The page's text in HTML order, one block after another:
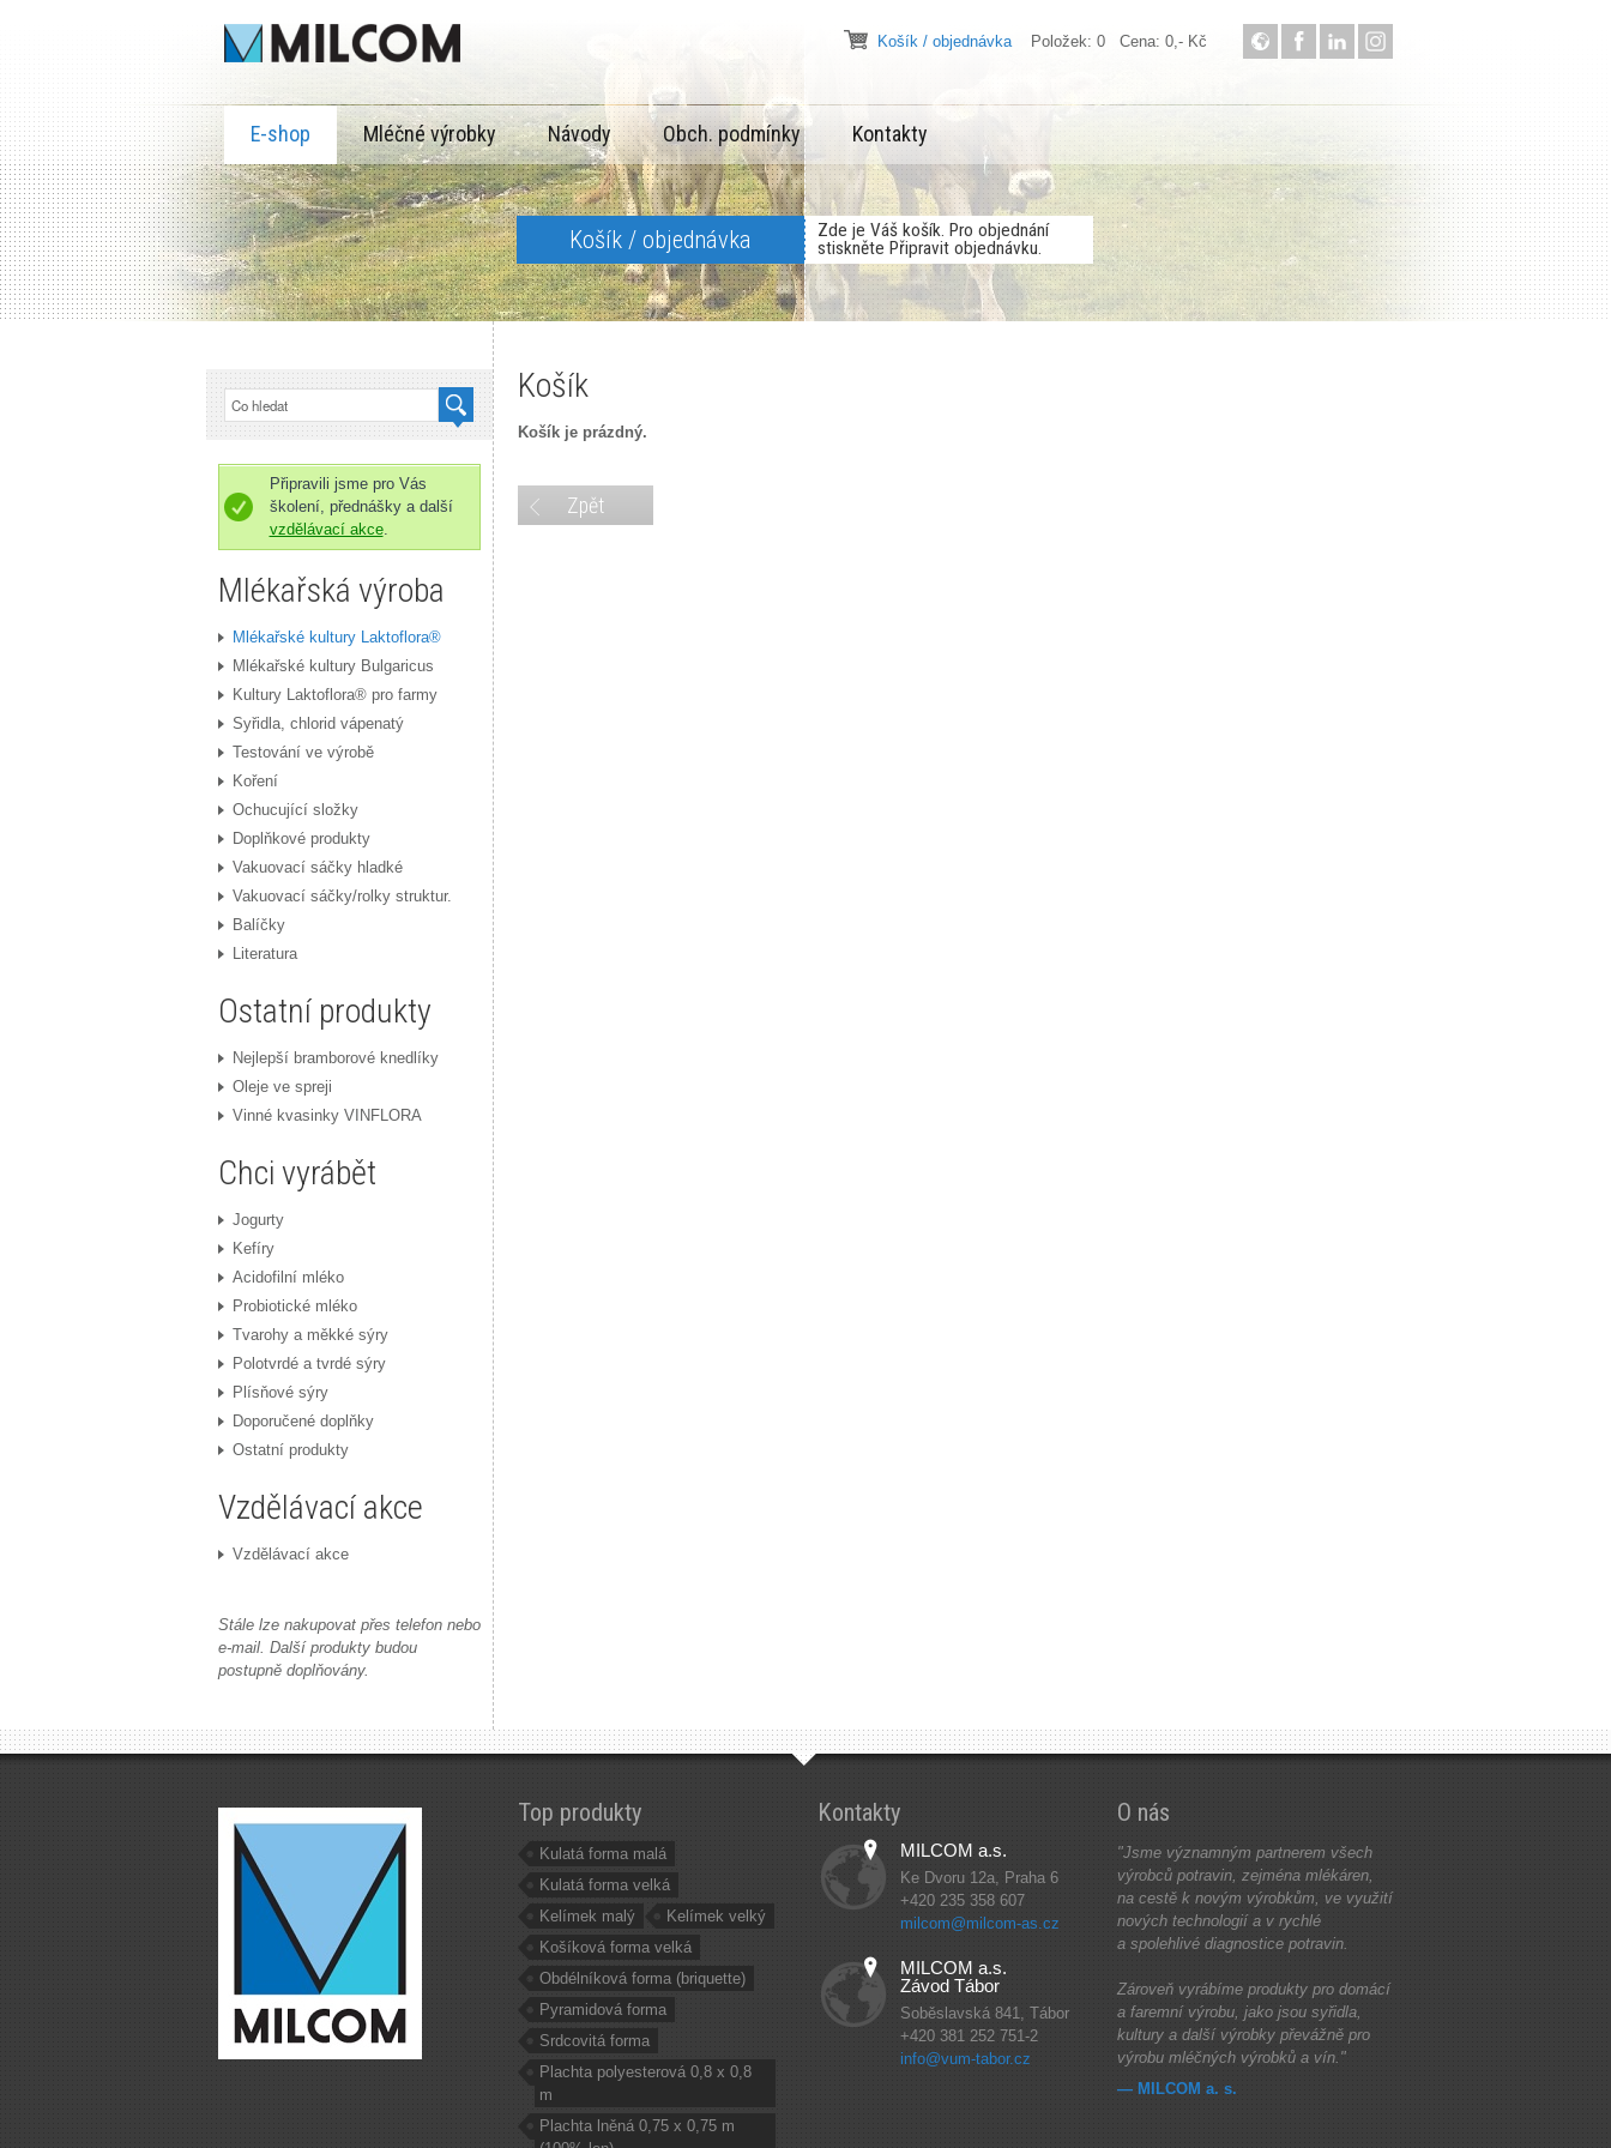
Košík / objednávkaPoložek: 0 Cena: 0,- Kč
E-shop Mléčné výrobky Návody Obch. podmínky Kontakty
Košík / objednávka
Zde je Váš košík. Pro objednání
stiskněte Připravit objednávku.
Připravili jsme pro Vás
školení, přednášky a další
vzdělávací akce.
Mlékařská výroba
Mlékařské kultury Laktoflora®
Mlékařské kultury Bulgaricus
Kultury Laktoflora® pro farmy
Syřidla, chlorid vápenatý
Testování ve výrobě
Koření
Ochucující složky
Doplňkové produkty
Vakuovací sáčky hladké
Vakuovací sáčky/rolky struktur.
Balíčky
Literatura
Ostatní produkty
Nejlepší bramborové knedlíky
Oleje ve spreji
Vinné kvasinky VINFLORA
Chci vyrábět
Jogurty
Kefíry
Acidofilní mléko
Probiotické mléko
Tvarohy a měkké sýry
Polotvrdé a tvrdé sýry
Plísňové sýry
Doporučené doplňky
Ostatní produkty
Vzdělávací akce
Vzdělávací akce
Stále lze nakupovat přes telefon nebo
e-mail. Další produkty budou
postupně doplňovány.
Košík
Košík je prázdný.
Zpět
Top produkty
Kulatá forma malá
Kulatá forma velká
Kelímek malý
Kelímek velký
Košíková forma velká
Obdélníková forma (briquette)
Pyramidová forma
Srdcovitá forma
Plachta polyesterová 0,8 x 0,8
m
Plachta lněná 0,75 x 0,75 m
Kontakty
MILCOM a.s.
Ke Dvoru 12a, Praha 6
+420 235 358 607
milcom@milcom-as.cz
MILCOM a.s.
Závod Tábor
Soběslavská 841, Tábor
+420 381 252 751-2
info@vum-tabor.cz
O nás
"Jsme významným partnerem všech
výrobců potravin, zejména mlékáren,
na cestě k novým výrobkům, ve využití
nových technologií a v rychlé
a spolehlivé diagnostice potravin.
Zároveň vyrábíme produkty pro domácí
a faremní výrobu, jako jsou syřidla,
kultury a další výrobky převážně pro
výrobu mléčných výrobků a vín."
— MILCOM a. s.